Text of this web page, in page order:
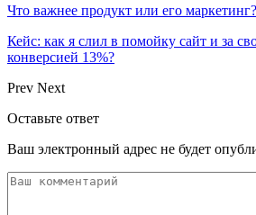
Что важнее продукт или его маркетинг?
Кейс: как я слил в помойку сайт и за
конверсией 13%?
Prev Next
Оставьте ответ
Ваш электронный адрес не будет